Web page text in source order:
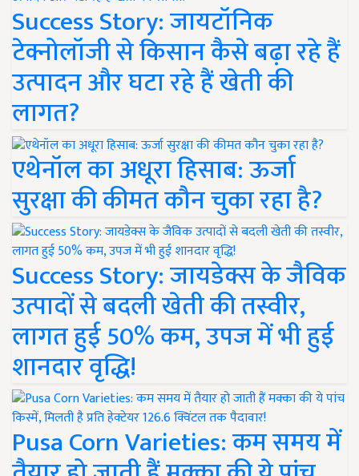
Success Story: जायटॉनिक
टेक्नोलॉजी से किसान कैसे बढ़ा रहे हैं
उत्पादन और घटा रहे हैं खेती की
लागत?
एथेनॉल का अधूरा हिसाब: ऊर्जा
सुरक्षा की कीमत कौन चुका रहा है?
Success Story: जायडेक्स के जैविक
उत्पादों से बदली खेती की तस्वीर,
लागत हुई 50% कम, उपज में भी हुई
शानदार वृद्धि!
Pusa Corn Varieties: कम समय में